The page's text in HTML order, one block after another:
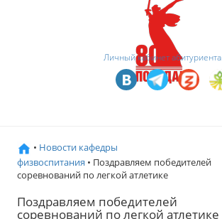
Личный кабинет абитуриента
• Новости кафедры
физвоспитания • Поздравляем победителей
соревнований по легкой атлетике
Поздравляем победителей
соревнований по легкой атлетике